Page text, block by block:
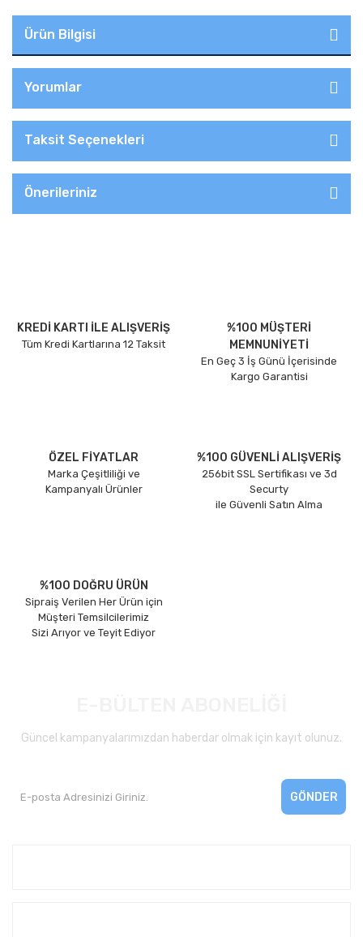
Ürün Bilgisi
Yorumlar
Taksit Seçenekleri
Önerileriniz
KREDİ KARTI İLE ALIŞVERİŞ
Tüm Kredi Kartlarına 12 Taksit
%100 MÜŞTERİ
MEMNUNİYETİ
En Geç 3 İş Günü İçerisinde
Kargo Garantisi
ÖZEL FİYATLAR
Marka Çeşitliliği ve
Kampanyalı Ürünler
%100 GÜVENLİ ALIŞVERİŞ
256bit SSL Sertifikası ve 3d
Securty
ile Güvenli Satın Alma
%100 DOĞRU ÜRÜN
Sipraiş Verilen Her Ürün için
Müşteri Temsilcilerimiz
Sizi Arıyor ve Teyit Ediyor
Güncel kampanyalarımızdan haberdar olmak için kayıt olunuz.
GÖNDER